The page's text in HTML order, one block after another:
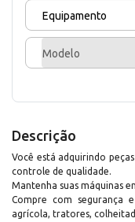
Equipamento
Modelo
Descrição
Você está adquirindo
controle de qualidade.
Mantenha suas máquinas
Compre com segurança
agrícola, tratores,